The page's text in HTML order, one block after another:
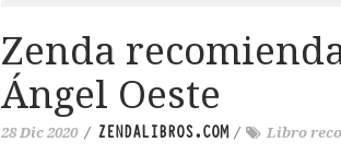
Zenda
Ángel Oeste
28 Dic 2020 / ZENDALIBROS.COM/ Libro